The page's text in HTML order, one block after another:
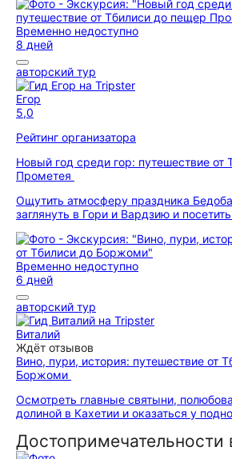
Временно недоступно
8 дней
авторский тур
Егор
5,0
Рейтинг организатора
Новый год среди гор: путешествие от
Прометея
Ощутить атмосферу праздника
заглянуть в Гори и Вардзию и
Временно недоступно
6 дней
авторский тур
Виталий
Ждёт отзывов
Вино, пури, история: путешествие от
Боржоми
Осмотреть главные святыни,
долиной в Кахетии и оказаться у
Достопримечательности